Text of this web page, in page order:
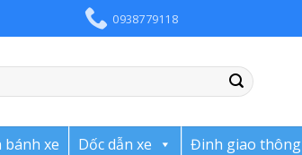
0938779118
bánh xe Dốc dẫn xe Đinh giao thông